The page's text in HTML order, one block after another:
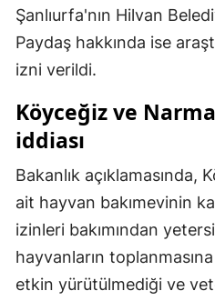
Şanlıurfa'nın Hilvan
Paydaş hakkında ise
izni verildi.
Köyceğiz ve
iddiası
Bakanlık açıklamasında,
ait hayvan bakımevinin
izinleri bakımından
hayvanların
etkin yürütülmediği ve